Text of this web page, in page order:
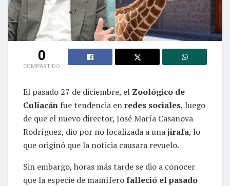
0
COMPARTIDO
El pasado 27 de diciembre, el Zoológico de
Culiacán fue tendencia enredes sociales, luego
de que el nuevo director, José María Casanova
Rodríguez, dio por no localizada a unajirafa, lo
que originó que la noticia causara revuelo.
Sin embargo, horas más tarde se dio a conocer
que la especie de mamíferofalleció el pasado